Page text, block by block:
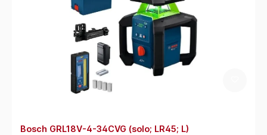
Bosch GRL18V-4-34CVG (solo; LR45; L)